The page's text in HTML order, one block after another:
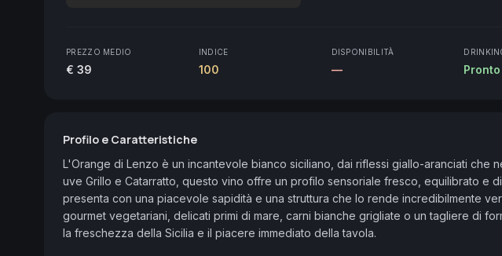
PREZZO MEDIO
€ 39
INDICE
100
DISPONIBILITÀ
—
Profilo e Caratteristiche
L'Orange di Lenzo è un incantevole bianco siciliano, dai riflessi giallo-aranciati che
uve Grillo e Catarratto, questo vino offre un profilo sensoriale fresco, equilibrato e
presenta con una piacevole sapidità e una struttura che lo rende incredibilmente
gourmet vegetariani, delicati primi di mare, carni bianche grigliate o un tagliere di
la freschezza della Sicilia e il piacere immediato della tavola.